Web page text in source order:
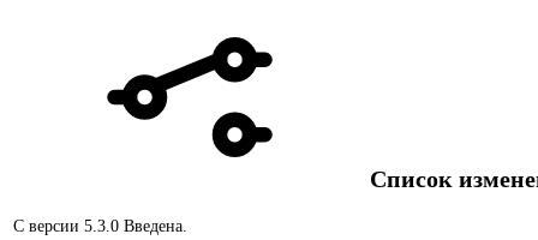
Список
С версии 5.3.0 Введена.